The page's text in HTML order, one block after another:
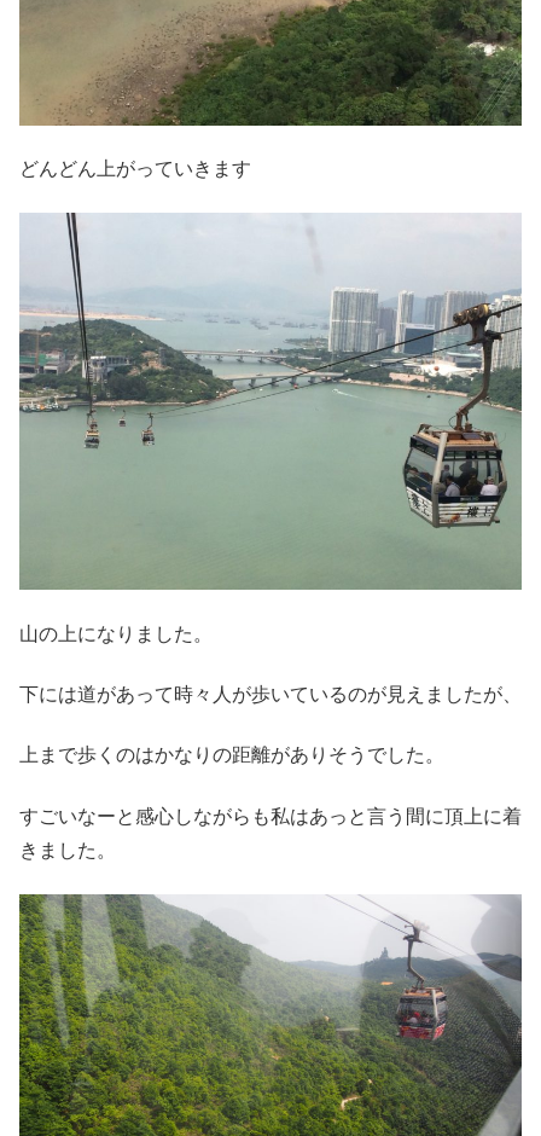
どんどん上がっていきます
山の上になりました。
下には道があって時々人が歩いているのが見えましたが、
上まで歩くのはかなりの距離がありそうでした。
すごいなーと感心しながらも私はあっと言う間に頂上に着
きました。